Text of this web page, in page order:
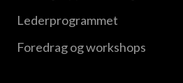
Leder­programmet
Foredrag og workshops